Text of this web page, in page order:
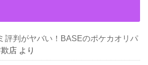
評判がヤバい！BASEのポケカオリパ
店 より